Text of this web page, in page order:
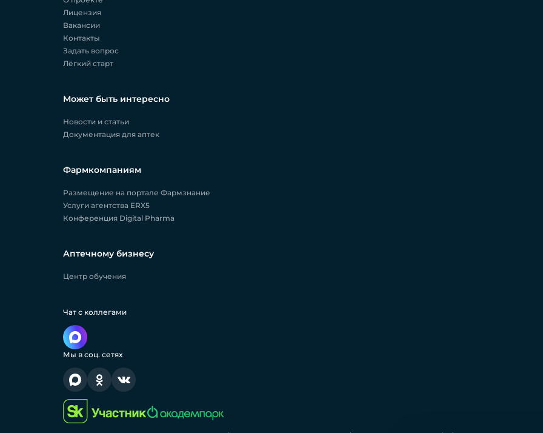
Лицензия
Вакансии
Контакты
Задать вопрос
Лёгкий старт
Может быть интересно
Новости и статьи
Документация для аптек
Фармкомпаниям
Размещение на портале Фармзнание
Услуги агентства ERX5
Конференция Digital Pharma
Аптечному бизнесу
Центр обучения
Чат с коллегами
Мы в соц. сетях